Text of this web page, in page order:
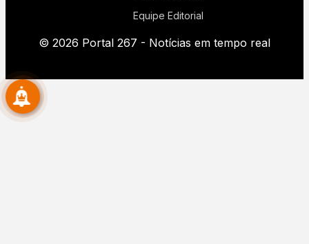
Equipe Editorial
© 2026 Portal 267 - Notícias em tempo real